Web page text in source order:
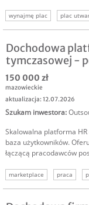
wynajmę plac plac
plac składowy
Dochodowa
tymczasowej -
150 000 zł
mazowieckie
aktualizacja: 12.07.2026
Szukam inwestora:
Skalowalna platforma
baza użytkowników.
łączącą pracodawców
marketplace praca
sprzedam marketplace